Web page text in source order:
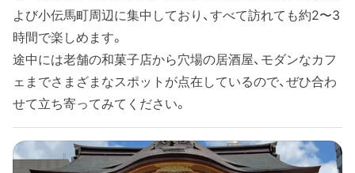
よび小伝馬町周辺に集中しており、すべて訪れても約2〜3
時間で楽しめます。
途中には老舗の和菓子店から穴場の居酒屋、モダンなカフ
ェまでさまざまなスポットが点在しているので、ぜひ合わ
せて立ち寄ってみてください。